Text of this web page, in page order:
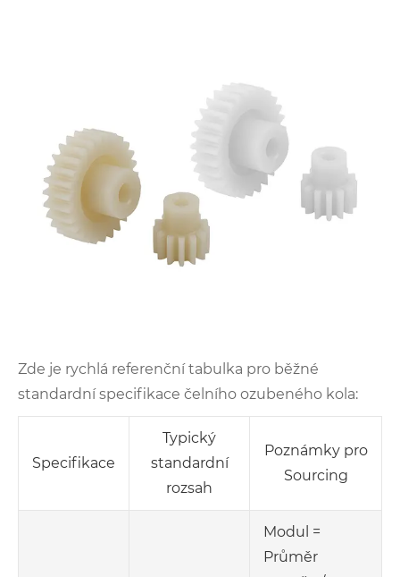
Zde je rychlá referenční tabulka pro běžné
standardní specifikace čelního ozubeného kola:
Specifikace
Typický
standardní
rozsah
Poznámky pro
Sourcing
Modul =
Průměr